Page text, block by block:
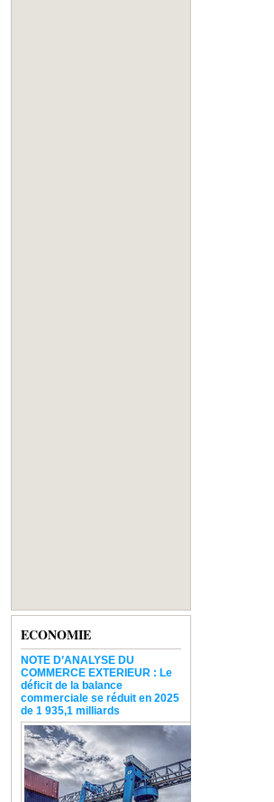
ECONOMIE
NOTE D’ANALYSE DU
COMMERCE EXTERIEUR : Le
déficit de la balance
commerciale se réduit en 2025
de 1 935,1 milliards